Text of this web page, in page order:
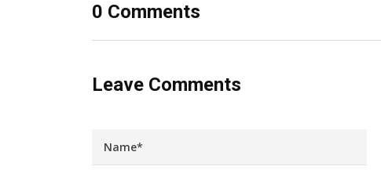
0 Comments
Leave Comments